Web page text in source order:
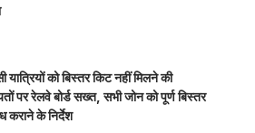
यात्रियों को बिस्तर किट नहीं मिलने की
पर रेलवे बोर्ड सख्त, सभी जोन को पूर्ण बिस्तर
कराने के निर्देश